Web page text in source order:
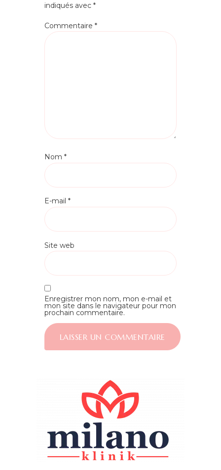
indiqués avec *
Commentaire *
Nom *
E-mail *
Site web
Enregistrer mon nom, mon e-mail et
mon site dans le navigateur pour mon
prochain commentaire.